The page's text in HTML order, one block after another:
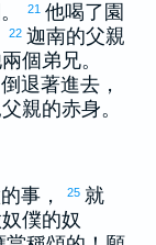
21 他喝了園
22 迦南的父親
個弟兄。
退著進去，
親的赤身。
事， 25 就
僕的奴